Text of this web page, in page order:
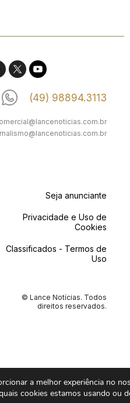
(49) 98894.3113
Seja anunciante
Privacidade e Uso de
Cookies
Classificados - Termos de
Uso
© Lance Notícias. Todos
direitos reservados.
a melhor experiência no
cookies estamos usando ou